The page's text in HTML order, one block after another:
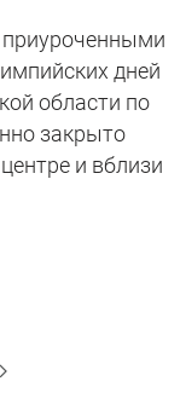
дней
области по
закрыто
и вблизи